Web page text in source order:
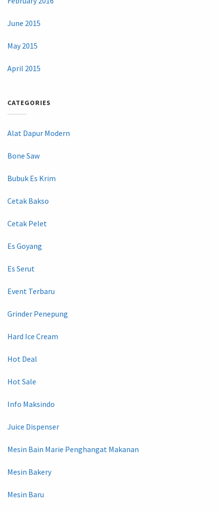
June 2015
May 2015
April 2015
CATEGORIES
Alat Dapur Modern
Bone Saw
Bubuk Es Krim
Cetak Bakso
Cetak Pelet
Es Goyang
Es Serut
Event Terbaru
Grinder Penepung
Hard Ice Cream
Hot Deal
Hot Sale
Info Maksindo
Juice Dispenser
Mesin Bain Marie Penghangat Makanan
Mesin Bakery
Mesin Baru